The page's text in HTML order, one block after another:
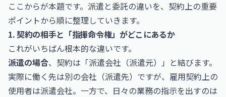
ここからが本題です。派遣と委託の違いを、契約上の重要
ポイントから順に整理していきます。
1. 契約の相手と「指揮命令権」がどこにあるか
これがいちばん根本的な違いです。
派遣の場合、契約は「派遣会社（派遣元）」と結びます。
実際に働く先は別の会社（派遣先）ですが、雇用契約上の
使用者は派遣会社。一方で、日々の業務の指示を出すのは